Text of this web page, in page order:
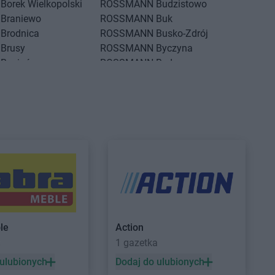
Borek Wielkopolski
Braniewo
Brodnica
Brusy
Brwinów
ROSSMANN Budzistowo
ROSSMANN Buk
ROSSMANN Busko-Zdrój
ROSSMANN Byczyna
ROSSMANN Bydgoszcz
Czchów
Czechowice-
Czernichów
ROSSMANN Czerwionka-
Leszczyny
Action
1 gazetka
Dodaj do ulubionych